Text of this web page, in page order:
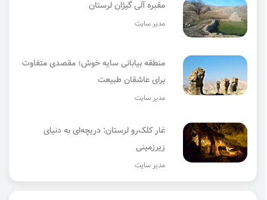
مقبره آلی گیژان لرستان
مدیر سایت
منطقه بیابانی سایه خوش؛ مقصدی متفاوت
برای عاشقان طبیعت
مدیر سایت
غار کلک‌رو لرستان: دریچه‌ای به دنیای
زیرزمینی
مدیر سایت